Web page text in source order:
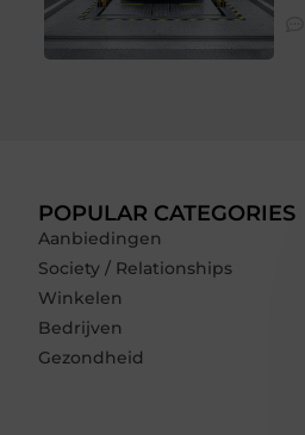
POPULAR CATEGORIES
Aanbiedingen
Society / Relationships
Winkelen
Bedrijven
Gezondheid